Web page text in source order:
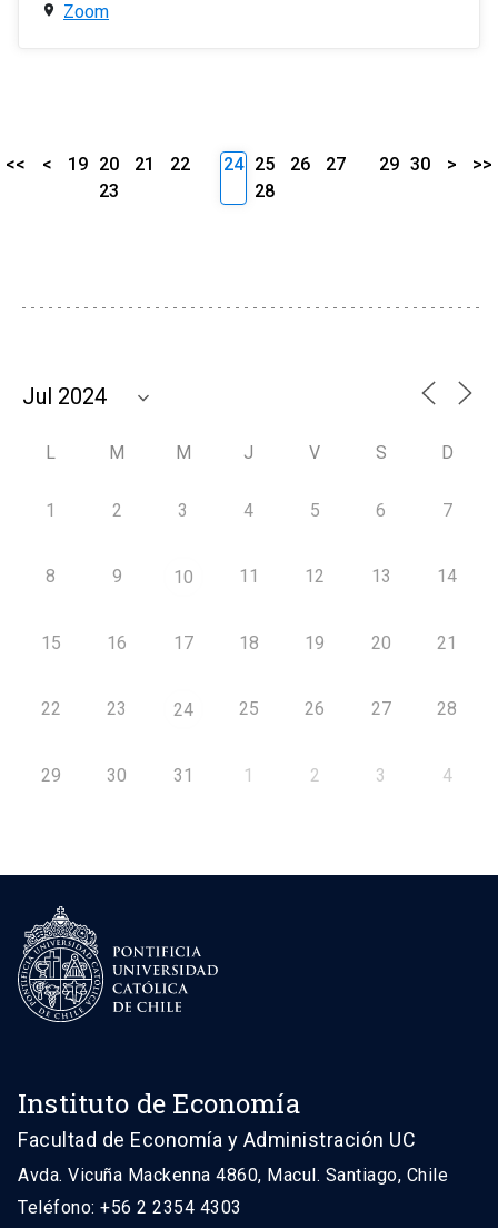
Zoom
<< < 19 20 21
22
23
24 25 26
27
28
29 30 > >>
L M M J V S D
1 2 3 4 5 6 7
8 9 10 11 12 13 14
15 16 17 18 19 20 21
22 23 24 25 26 27 28
29 30 31 1 2 3 4
Instituto de Economía
Facultad de Economía y Administración UC
Avda. Vicuña Mackenna 4860, Macul. Santiago, Chile
Teléfono: +56 2 2354 4303